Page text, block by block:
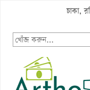
ঢাকা,